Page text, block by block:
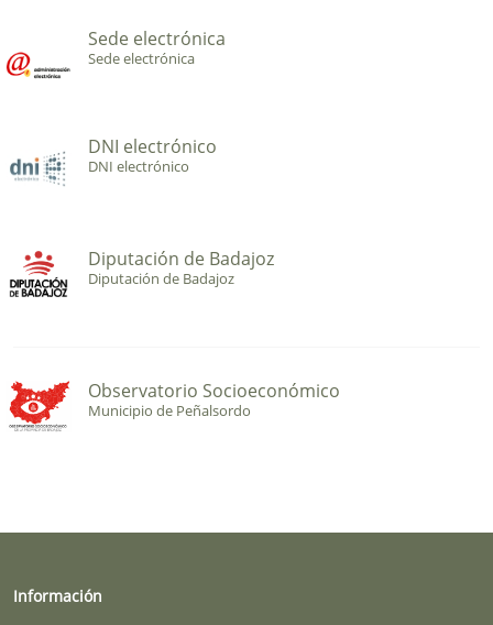
Sede electrónica
Sede electrónica
DNI electrónico
DNI electrónico
Diputación de Badajoz
Diputación de Badajoz
Observatorio Socioeconómico
Municipio de Peñalsordo
Información